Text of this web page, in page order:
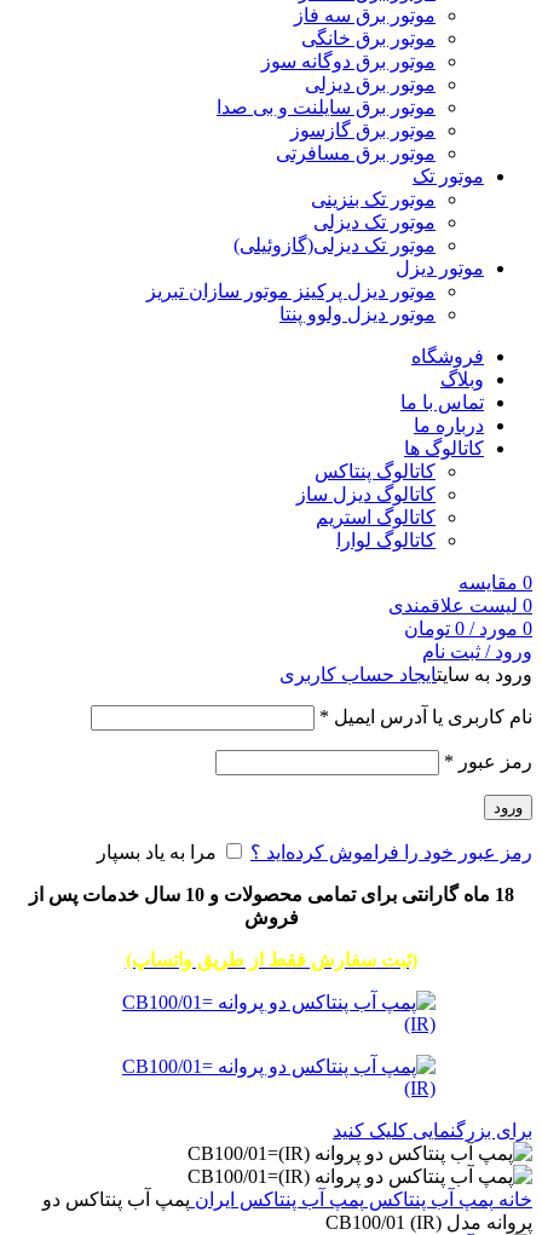
موتور برق سه فاز
موتور برق خانگی
موتور برق دوگانه سوز
موتور برق دیزلی
موتور برق سایلنت و بی صدا
موتور برق گازسوز
موتور برق مسافرتی
موتور تک
موتور تک بنزینی
موتور تک دیزلی
موتور تک دیزلی(گازوئیلی)
موتور دیزل
موتور دیزل پرکینز موتور سازان تبریز
موتور دیزل ولوو پنتا
فروشگاه
وبلاگ
تماس با ما
درباره ما
کاتالوگ ها
کاتالوگ پنتاکس
کاتالوگ دیزل ساز
کاتالوگ استریم
کاتالوگ لوارا
0 مقایسه
0 لیست علاقمندی
0 مورد /
0 تومان
ورود / ثبت نام
ورود به سایتایجاد حساب کاربری
نام کاربری یا آدرس ایمیل *
رمز عبور *
ورود
رمز عبور خود را فراموش کرده‌اید ؟ مرا به یاد بسپار
18 ماه گارانتی برای تمامی محصولات و 10 سال خدمات پس از
فروش
(ثبت سفارش فقط از طریق واتساپ)
برای بزرگنمایی کلیک کنید
خانه پمپ آب پنتاکس پمپ آب پنتاکس ایران پمپ آب پنتاکس دو
پروانه مدل CB100/01 (IR)